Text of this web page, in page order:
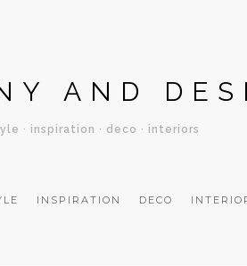
AND
· inspiration · deco · interiors
INSPIRATION DECO